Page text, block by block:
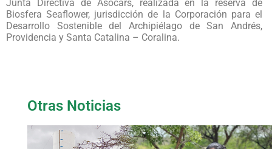
Junta Directiva de Asocars, realizada en la reserva de
Biosfera Seaflower, jurisdicción de la Corporación para el
Desarrollo Sostenible del Archipiélago de San Andrés,
Providencia y Santa Catalina – Coralina.
Otras Noticias